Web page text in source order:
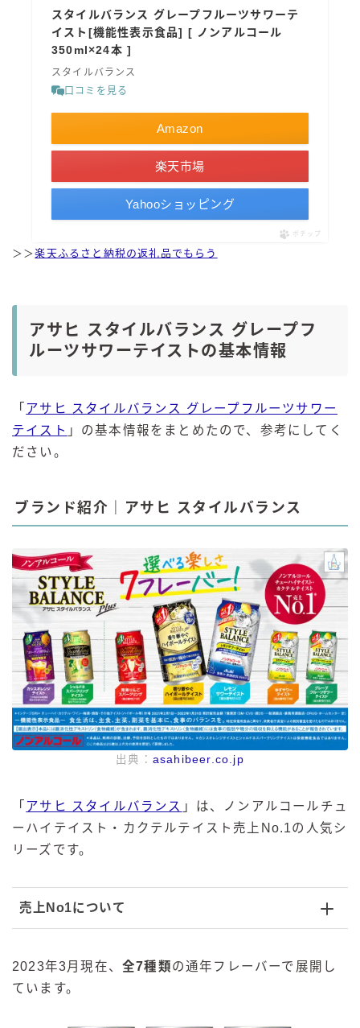
スタイルバランス グレープフルーツサワーテ
イスト[機能性表示食品] [ ノンアルコール
350ml×24本 ]
スタイルバランス
口コミを見る
Amazon
楽天市場
Yahooショッピング
ポチップ
＞＞楽天ふるさと納税の返礼品でもらう
アサヒ スタイルバランス グレープフ
ルーツサワーテイストの基本情報
「 アサヒ スタイルバランス グレープフルーツサワー
テイスト 」の基本情報をまとめたので、参考にしてく
ださい。
ブランド紹介｜アサヒ スタイルバランス
出典： asahibeer.co.jp
「 アサヒ スタイルバランス 」は、ノンアルコールチュ
ーハイテイスト・カクテルテイスト売上No.1の人気シ
リーズです。
売上No1について
2023年3月現在、 全7種類の通年フレーバーで展開し
ています。